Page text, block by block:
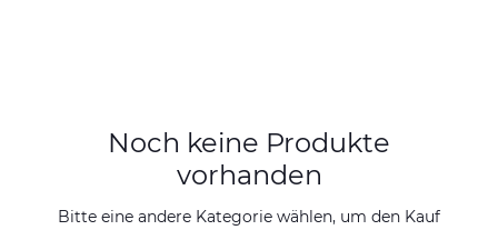
Noch keine Produkte
vorhanden
Bitte eine andere Kategorie wählen, um den Kauf